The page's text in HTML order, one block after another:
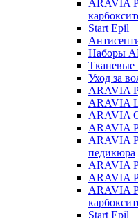
ARAVIA
Start Epil
Наборы
Тканевые
Уход за
ARAVIA
ARAVIA
ARAVIA
ARAVIA
ARAVIA
педикюра
ARAVIA
ARAVIA
ARAVIA
Start Epil